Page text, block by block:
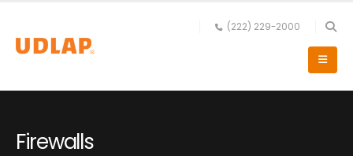
(222) 229-2000
Firewalls